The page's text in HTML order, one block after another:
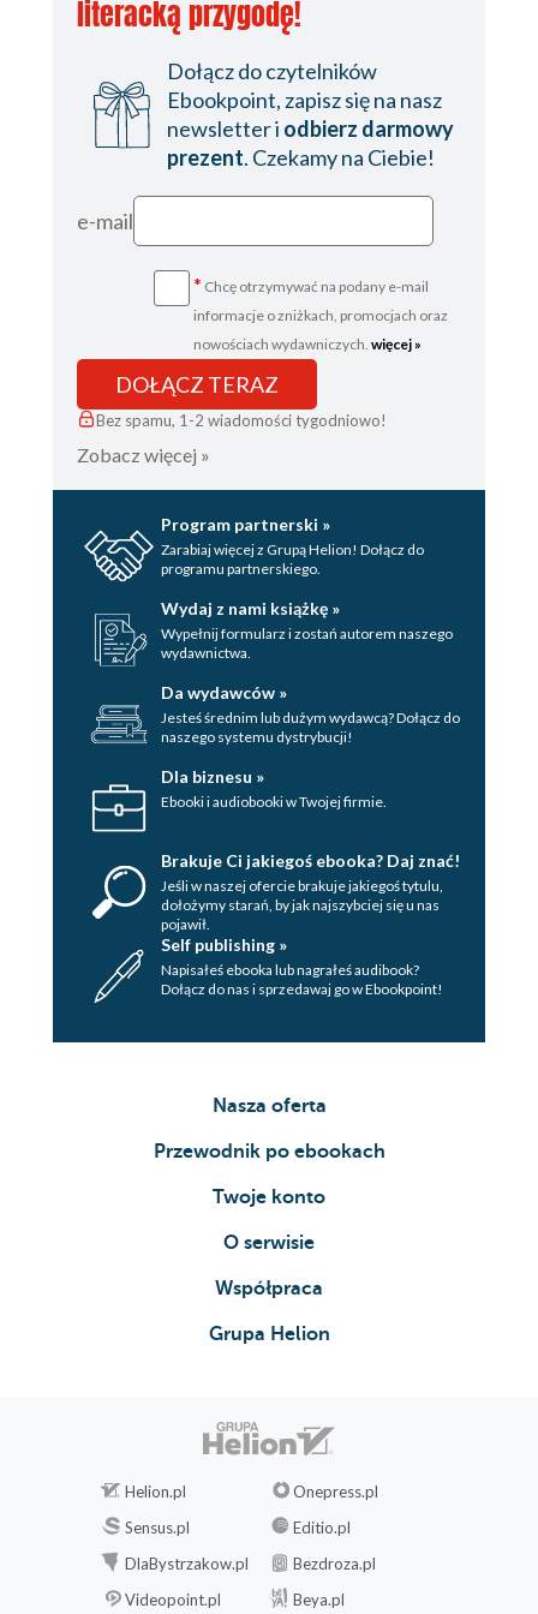
ROZDZIAŁ 11. Interakcje leków a sprawność
psychofizyczna prowadzących pojazdy mechaniczne
Jarosław Gupało185 ROZDZIAŁ 12. Interakcje leków a
odpowiedzialność prawna lekarza
- Radosław Tymiński
Skorowidz
literacką przygodę!
Dołącz do czytelników
Ebookpoint, zapisz się na nasz
newsletter i odbierz darmowy
prezent. Czekamy na Ciebie!
e-mail
* Chcę otrzymywać na podany e-mail
informacje o zniżkach, promocjach oraz
nowościach wydawniczych. więcej »
DOŁĄCZ TERAZ
Bez spamu, 1-2 wiadomości tygodniowo!
Zobacz więcej »
Program partnerski »
Zarabiaj więcej z Grupą Helion! Dołącz do
programu partnerskiego.
Wydaj z nami książkę »
Wypełnij formularz i zostań autorem naszego
wydawnictwa.
Da wydawców »
Jesteś średnim lub dużym wydawcą? Dołącz do
naszego systemu dystrybucji!
Dla biznesu »
Ebooki i audiobooki w Twojej firmie.
Brakuje Ci jakiegoś ebooka? Daj znać!
Jeśli w naszej ofercie brakuje jakiegoś tytulu,
dołożymy starań, by jak najszybciej się u nas
pojawił.
Self publishing »
Napisałeś ebooka lub nagrałeś audibook?
Dołącz do nas i sprzedawaj go w Ebookpoint!
Nasza oferta
Przewodnik po ebookach
Twoje konto
O serwisie
Współpraca
Grupa Helion
Helion.pl
Onepress.pl
Sensus.pl
Editio.pl
DlaBystrzakow.pl
Bezdroza.pl
Videopoint.pl
Beya.pl